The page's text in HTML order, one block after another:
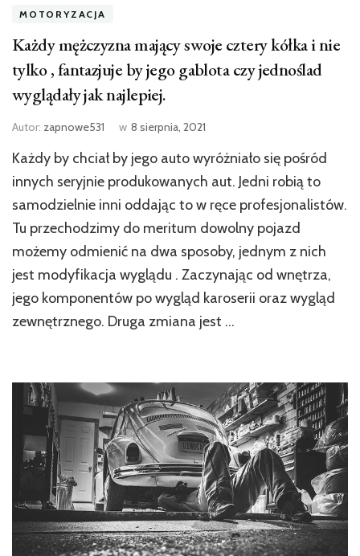
MOTORYZACJA
Każdy mężczyzna mający swoje cztery kółka i nie
tylko , fantazjuje by jego gablota czy jednoślad
wyglądały jak najlepiej.
Autor: zapnowe531 w 8 sierpnia, 2021
Każdy by chciał by jego auto wyróżniało się pośród
innych seryjnie produkowanych aut. Jedni robią to
samodzielnie inni oddając to w ręce profesjonalistów.
Tu przechodzimy do meritum dowolny pojazd
możemy odmienić na dwa sposoby, jednym z nich
jest modyfikacja wyglądu . Zaczynając od wnętrza,
jego komponentów po wygląd karoserii oraz wygląd
zewnętrznego. Druga zmiana jest …